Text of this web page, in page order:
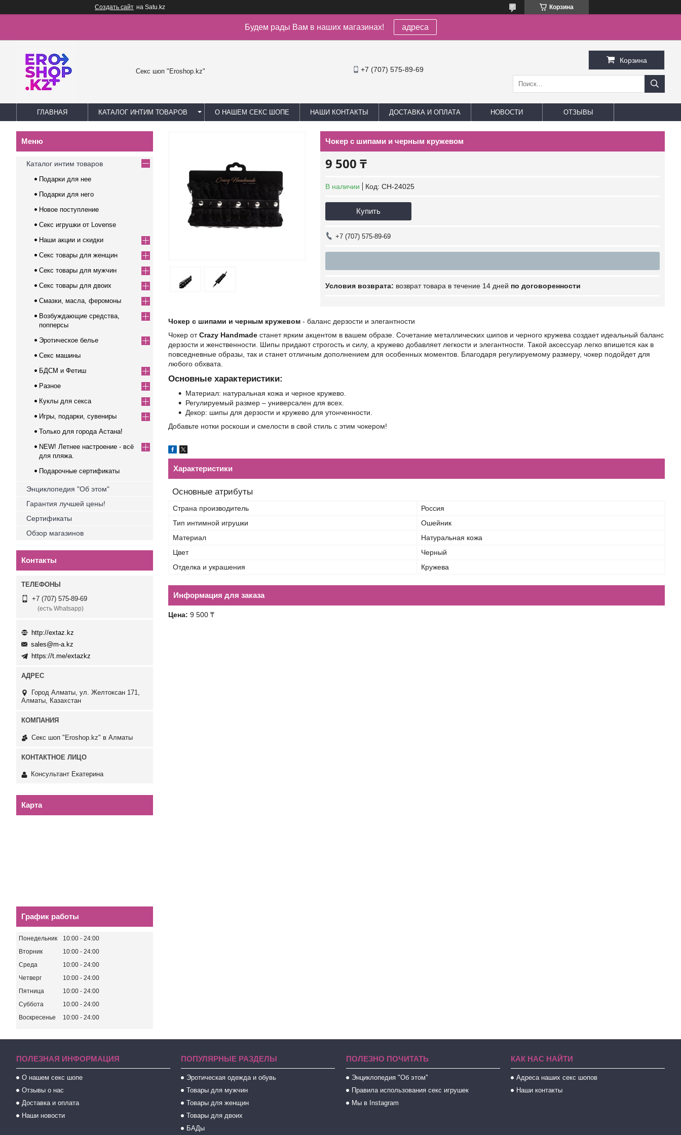
Создать сайт на Satu.kz Корзина
Будем рады Вам в наших магазинах! адреса
Секс шоп "Eroshop.kz" +7 (707) 575-89-69
Корзина
ГЛАВНАЯ КАТАЛОГ ИНТИМ ТОВАРОВ О НАШЕМ СЕКС ШОПЕ НАШИ КОНТАКТЫ ДОСТАВКА И ОПЛАТА НОВОСТИ ОТЗЫВЫ
Чокер с шипами и черным кружевом
9 500 ₸
В наличии Код: CH-24025
Купить
+7 (707) 575-89-69
возврат товара в течение 14 дней по договоренности
Чокер с шипами и черным кружевом - баланс дерзости и элегантности
Чокер отCrazy Handmade станет ярким акцентом в вашем образе. Сочетание металлических шипов и черного кружева создает идеальный баланс
дерзости и женственности. Шипы придают строгость и силу, а кружево добавляет легкости и элегантности. Такой аксессуар легко впишется как в
повседневные образы, так и станет отличным дополнением для особенных моментов. Благодаря регулируемому размеру, чокер подойдет для
любого обхвата.
Основные характеристики:
Материал: натуральная кожа и черное кружево.
Регулируемый размер – универсален для всех.
Декор: шипы для дерзости и кружево для утонченности.
Добавьте нотки роскоши и смелости в свой стиль с этим чокером!
Характеристики
Основные атрибуты
Страна производитель
Россия
Тип интимной игрушки
Ошейник
Материал
Натуральная кожа
Цвет
Черный
Отделка и украшения
Кружева
Информация для заказа
Цена: 9 500 ₸
Каталог интим товаров
Подарки для нее
Подарки для него
Новое поступление
Секс игрушки от Lovense
Наши акции и скидки
Секс товары для женщин
Секс товары для мужчин
Секс товары для двоих
Смазки, масла, феромоны
Возбуждающие средства,
попперсы
Эротическое белье
Секс машины
БДСМ и Фетиш
Разное
Куклы для секса
Игры, подарки, сувениры
Только для города Астана!
NEW! Летнее настроение - всё
для пляжа.
Подарочные сертификаты
Энциклопедия "Об этом"
Гарантия лучшей цены!
Сертификаты
Обзор магазинов
Контакты
+7 (707) 575-89-69
(есть Whatsapp)
http://extaz.kz
sales@m-a.kz
https://t.me/extazkz
Город Алматы, ул. Желтоксан 171,
Алматы, Казахстан
Секс шоп "Eroshop.kz" в Алматы
Консультант Екатерина
Карта
График работы
Понедельник 10:00
24:00
Вторник
10:00
24:00
Среда
10:00
24:00
Четверг
10:00
24:00
Пятница
10:00
24:00
Суббота
10:00
24:00
Воскресенье
10:00 24:00
ПОЛЕЗНАЯ ИНФОРМАЦИЯ
О нашем секс шопе
Отзывы о нас
Доставка и оплата
Наши новости
ПОПУЛЯРНЫЕ РАЗДЕЛЫ
Эротическая одежда и обувь
Товары для мужчин
Товары для женщин
Товары для двоих
БАДы
ПОЛЕЗНО ПОЧИТАТЬ
Энциклопедия "Об этом"
Правила использования секс игрушек
Мы в Instagram
КАК НАС НАЙТИ
Адреса наших секс шопов
Наши контакты